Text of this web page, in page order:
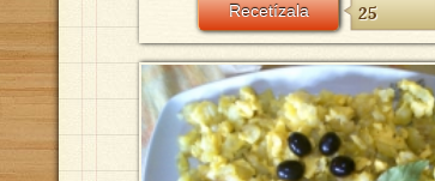
Recetízala 25